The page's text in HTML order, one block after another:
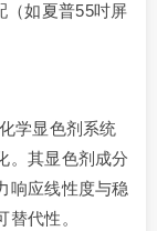
（如夏普55吋屏
学显色剂系统
。其显色剂成分
响应线性度与稳
代性。